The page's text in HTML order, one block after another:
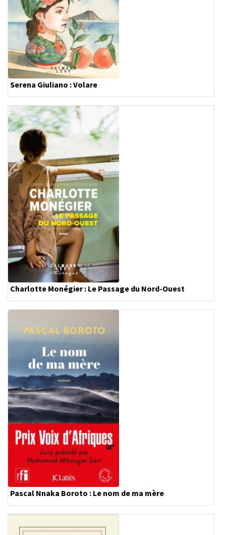
Serena Giuliano : Volare
Charlotte Monégier : Le Passage du Nord-Ouest
Pascal Nnaka Boroto : Le nom de ma mère